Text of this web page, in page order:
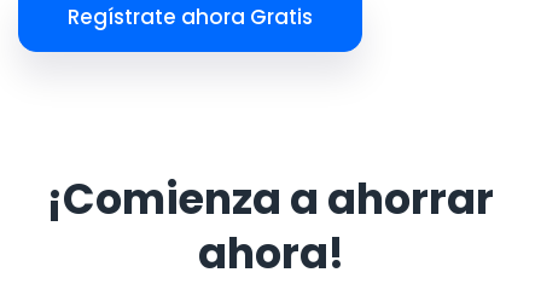
Regístrate ahora Gratis
¡Comienza a ahorrar
ahora!